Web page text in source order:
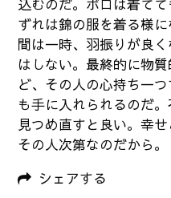
込むのだ。ボロは着て
ずれは錦の服を着る様
間は一時、羽振りが良
はしない。最終的に物
ど、その人の心持ち一
も手に入れられるのだ
見つめ直すと良い。幸
その人次第なのだから。
シェアする